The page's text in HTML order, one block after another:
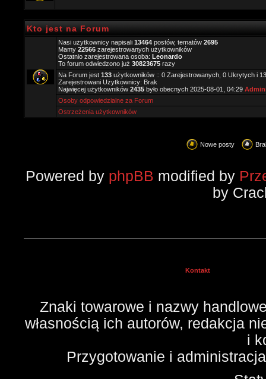
Kto jest na Forum
Nasi użytkownicy napisali 13464 postów, tematów 2695
Mamy 22566 zarejestrowanych użytkowników
Ostatnio zarejestrowana osoba: Leonardo
To forum odwiedzono już 30823675 razy
Na Forum jest 133 użytkowników :: 0 Zarejestrowanych, 0 Ukrytych i
Zarejestrowani Użytkownicy: Brak
Najwięcej użytkowników 2435 było obecnych 2025-08-01, 04:29
Osoby odpowiedzialne za Forum
Ostrzeżenia użytkowników
Nowe posty
Powered by phpBB modified by
by
Kontakt
Znaki towarowe i nazwy
własnością ich autorów, redakcja
i
Przygotowanie i